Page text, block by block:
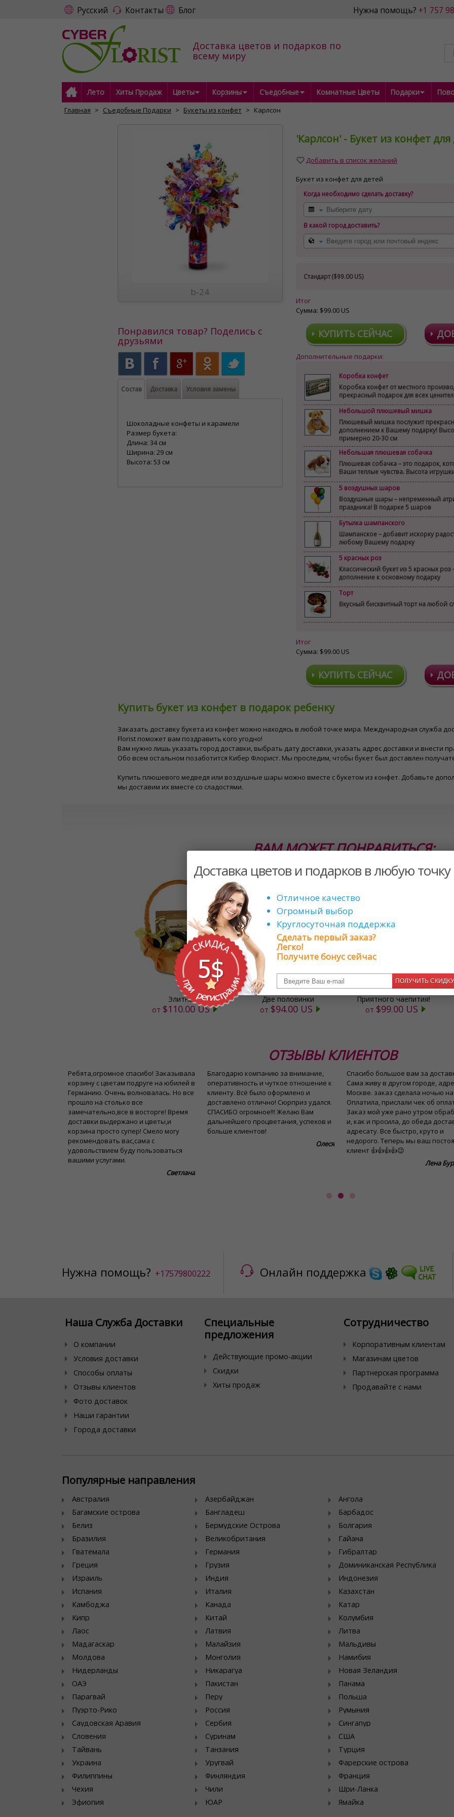
Русский Контакты Блог Нужна помощь? +1 757
Доставка цветов и подарков по
всему миру
Лето Хиты Продаж Цветы Корзины Съедобные Комнатные Цветы Подарки
Главная Съедобные Подарки Букеты из конфет Карлсон
b-24
Понравился товар? Поделись с
друзьями
Состав Доставка Условия замены
Шоколадные конфеты и карамели
Размер букета:
Длина: 34 см
Ширина: 29 см
Высота: 53 см
'Карлсон' - Букет из конфет для
Добавить в список желаний
Букет из конфет для детей
Когда необходимо сделать доставку?
В какой город доставить?
Стандарт ($99.00 US)
Итог
Сумма: $99.00 US
КУПИТЬ СЕЙЧАС
Дополнительные подарки:
Коробка конфет
Коробка конфет от местного
прекрасный подарок для всех
Небольшой плюшевый мишка
Плюшевый мишка послужит
дополнением к Вашему подарку!
примерно 20-30 см
Небольшая плюшевая собачка
Плюшевая собачка – это подарок,
Ваши теплые чувства. Высота
5 воздушных шаров
Воздушные шары – непременный
праздника! В подарке 5 шаров
Бутылка шампанского
Шампанское – добавит искорку
любому Вашему подарку
5 красных роз
Классический букет из 5 красных роз
дополнение к основному подарку
Торт
Вкусный бисквитный торт на любой
Итог
Сумма: $99.00 US
КУПИТЬ СЕЙЧАС
Купить букет из конфет в подарок ребенку
Заказать доставку букета из конфет можно находясь в любой точке мира. Международная служба
Florist поможет вам поздравить кого угодно!
Вам нужно лишь указать город доставки, выбрать дату доставки, указать адрес доставки и внести
Обо всем остальном позаботится Кибер Флорист. Мы проследим, чтобы букет был доставлен
Купить плюшевого медведя или воздушные шары можно вместе с букетом из конфет. Добавьте
мы доставим их вместе со сладостями.
ВАМ МОЖЕТ ПОНРАВИТЬСЯ:
Элитная
от $110.00 US
Две половинки
от $94.00 US
Приятного чаепития!
от $99.00 US
ОТЗЫВЫ КЛИЕНТОВ
Ребята,огромное спасибо! Заказывала
корзину с цветам подруге на юбилей в
Германию. Очень волновалась. Но все
прошло на столько все
замечательно,все в восторге! Время
доставки выдержано и цветы,и
корзина просто супер! Смело могу
рекомендовать вас,сама с
удовольствием буду пользоваться
вашими услугами.
Светлана
Благодарю компанию за внимание,
оперативность и чуткое отношение к
клиенту. Всё было оформлено и
доставлено отлично! Сюрприз удался.
СПАСИБО огромное!!! Желаю Вам
дальнейшего процветания, успехов и
больше клиентов!
Олеся
Спасибо большое вам за
Сама живу в другом городе,
Москве. заказ сделала ночью на
Оплатила, прислали чек об
Заказ мой уже рано утром
и, как и просила, до обеда
адресату. Все быстро, круто и
недорого. Теперь мы ваш
клиент 👍👍👍👍😉
Лена
Нужна помощь? +17579800222 Онлайн поддержка
Наша Служба Доставки
О компании
Условия доставки
Способы оплаты
Отзывы клиентов
Фото доставок
Наши гарантии
Города доставки
Специальные
предложения
Действующие промо-акции
Скидки
Хиты продаж
Сотрудничество
Корпоративным клиентам
Магазинам цветов
Партнерская программа
Продавайте с нами
Популярные направления
Австралия Азербайджан Ангола
Багамские острова
Бангладеш Барбадос
Белиз
Бермудские Острова Болгария
Бразилия
Великобритания Гайана
Гватемала
Германия Гибралтар
Греция
Грузия Доминиканская Республика
Израиль
Индия Индонезия
Испания
Италия Казахстан
Камбоджа
Канада Катар
Кипр
Китай Колумбия
Лаос
Латвия Литва
Мадагаскар
Малайзия Мальдивы
Молдова
Монголия Намибия
Нидерланды
Никарагуа Новая Зеландия
ОАЭ
Пакистан Панама
Парагвай
Перу Польша
Пуэрто-Рико
Россия Румыния
Саудовская Аравия
Сербия Сингапур
Словения
Суринам США
Тайвань
Танзания Турция
Украина
Уругвай Фарерские острова
Филиппины
Финляндия Франция
Чехия
Чили Шри-Ланка
Эфиопия
ЮАР Ямайка
Доставка цветов и подарков в любую
Отличное качество
Огромный выбор
Круглосуточная поддержка
Сделать первый заказ?
Легко!
Получите бонус сейчас
ПОЛУЧИТЬ СКИДКУ